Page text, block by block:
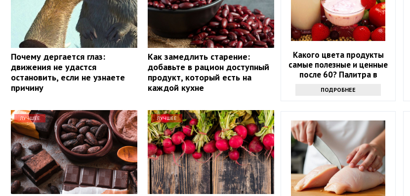
Почему дергается глаз:
движения не удастся
остановить, если не узнаете
причину
Как замедлить старение:
добавьте в рацион доступный
продукт, который есть на
каждой кухне
ЛУЧШЕЕ ЛУЧШЕЕ
Какого цвета продукты
самые полезные и ценные
после 60? Палитра в
ПОДРОБНЕЕ